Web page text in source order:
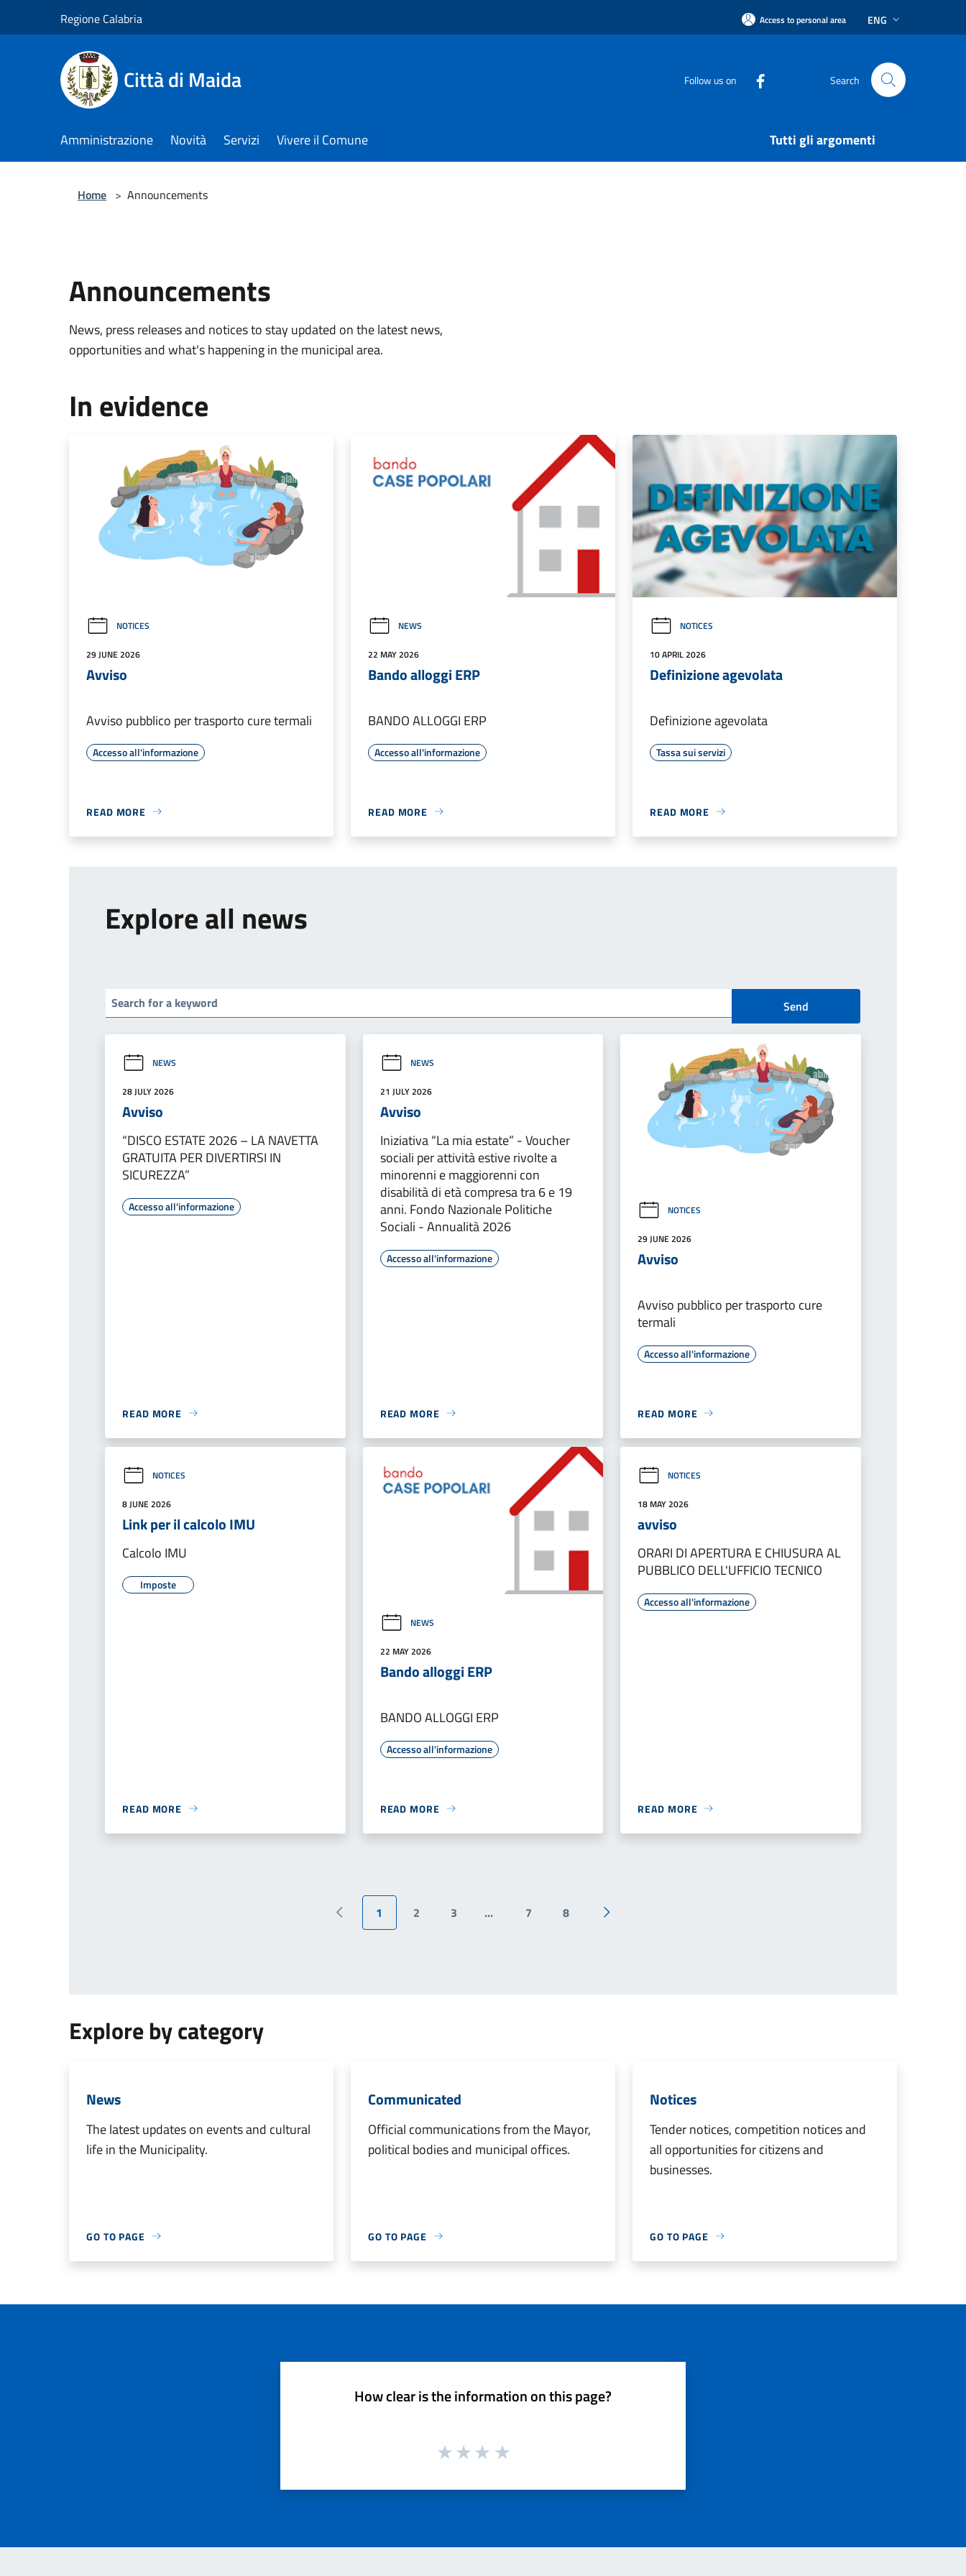
Regione Calabria Access to personal area ENG
Città di Maida Follow us on Search
Amministrazione Novità Servizi Vivere il Comune Tutti gli argomenti
Home > Announcements
Announcements
News, press releases and notices to stay updated on the latest news,
opportunities and what's happening in the municipal area.
In evidence
NOTICES
29 JUNE 2026
Avviso
Avviso pubblico per trasporto cure termali
Accesso all'informazione
READ MORE
NEWS
22 MAY 2026
Bando alloggi ERP
BANDO ALLOGGI ERP
Accesso all'informazione
READ MORE
NOTICES
10 APRIL 2026
Definizione agevolata
Definizione agevolata
Tassa sui servizi
READ MORE
Explore all news
Send
NEWS
28 JULY 2026
Avviso
“DISCO ESTATE 2026 – LA NAVETTA
GRATUITA PER DIVERTIRSI IN
SICUREZZA”
Accesso all'informazione
READ MORE
NEWS
21 JULY 2026
Avviso
Iniziativa “La mia estate” - Voucher
sociali per attività estive rivolte a
minorenni e maggiorenni con
disabilità di età compresa tra 6 e 19
anni. Fondo Nazionale Politiche
Sociali - Annualità 2026
Accesso all'informazione
READ MORE
NOTICES
29 JUNE 2026
Avviso
Avviso pubblico per trasporto cure
termali
Accesso all'informazione
READ MORE
NOTICES
8 JUNE 2026
Link per il calcolo IMU
Calcolo IMU
Imposte
READ MORE
NEWS
22 MAY 2026
Bando alloggi ERP
BANDO ALLOGGI ERP
Accesso all'informazione
READ MORE
NOTICES
18 MAY 2026
avviso
ORARI DI APERTURA E CHIUSURA AL
PUBBLICO DELL'UFFICIO TECNICO
Accesso all'informazione
READ MORE
Pagina precedente
1 2 3 ... 7 8
Pagina successiva
Explore by category
News
The latest updates on events and cultural
life in the Municipality.
GO TO PAGE
Communicated
Official communications from the Mayor,
political bodies and municipal offices.
GO TO PAGE
Notices
Tender notices, competition notices and
all opportunities for citizens and
businesses.
GO TO PAGE
How clear is the information on this page?